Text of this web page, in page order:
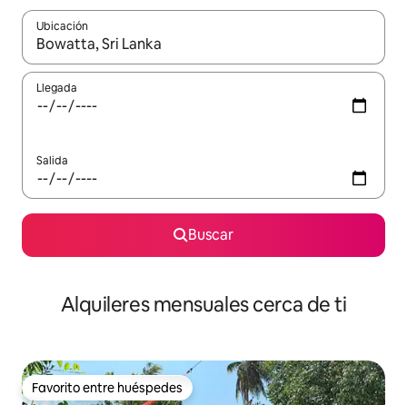
Ubicación
Cuando los resultados estén disponibles, navega con las
Llegada
Salida
Buscar
Alquileres mensuales cerca de ti
Favorito entre huéspedes
Favorito entre huéspedes